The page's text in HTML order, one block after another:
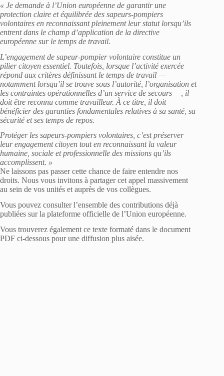
« Je demande à l’Union européenne de garantir une
protection claire et équilibrée des sapeurs-pompiers
volontaires en reconnaissant pleinement leur statut lorsqu’ils
entrent dans le champ d’application de la directive
européenne sur le temps de travail.
L’engagement de sapeur-pompier volontaire constitue un
pilier citoyen essentiel. Toutefois, lorsque l’activité exercée
répond aux critères définissant le temps de travail —
notamment lorsqu’il se trouve sous l’autorité, l’organisation et
les contraintes opérationnelles d’un service de secours —, il
doit être reconnu comme travailleur. À ce titre, il doit
bénéficier des garanties fondamentales relatives à sa santé, sa
sécurité et ses temps de repos.
Protéger les sapeurs-pompiers volontaires, c’est préserver
leur engagement citoyen tout en reconnaissant la valeur
humaine, sociale et professionnelle des missions qu’ils
accomplissent. »
Ne laissons pas passer cette chance de faire entendre nos
droits. Nous vous invitons à partager cet appel massivement
au sein de vos unités et auprès de vos collègues.
Vous pouvez consulter l’ensemble des contributions déjà
publiées sur la plateforme officielle de l’Union européenne.
Vous trouverez également ce texte formaté dans le document
PDF ci-dessous pour une diffusion plus aisée.